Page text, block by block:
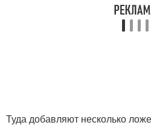
Туда добавляют несколько